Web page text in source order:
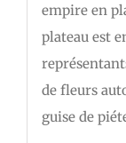
empire en
plateau est
de fleurs
guise de